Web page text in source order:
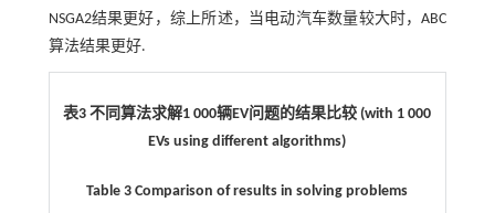
NSGA2结果更好，综上所述，当电动汽车数量较大时，ABC
算法结果更好.
表3 不同算法求解1 000辆EV问题的结果比较 (with 1 000
EVs using different algorithms)
Table 3 Comparison of results in solving problems